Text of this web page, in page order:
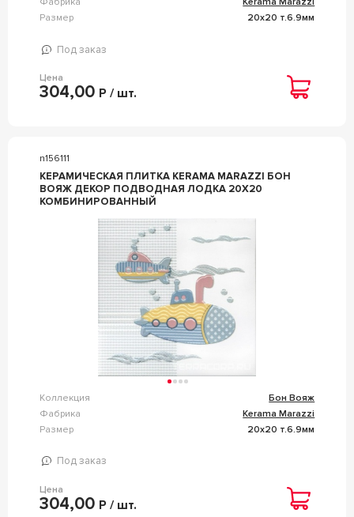
Размер
20x20 т.6.9мм
Под заказ
Цена
304,00 Р / шт.
n156111
КЕРАМИЧЕСКАЯ ПЛИТКА KERAMA MARAZZI БОН
ВОЯЖ ДЕКОР ПОДВОДНАЯ ЛОДКА 20Х20
КОМБИНИРОВАННЫЙ
Коллекция
Бон Вояж
Фабрика
Kerama Marazzi
Размер
20x20 т.6.9мм
Под заказ
Цена
304,00 Р / шт.